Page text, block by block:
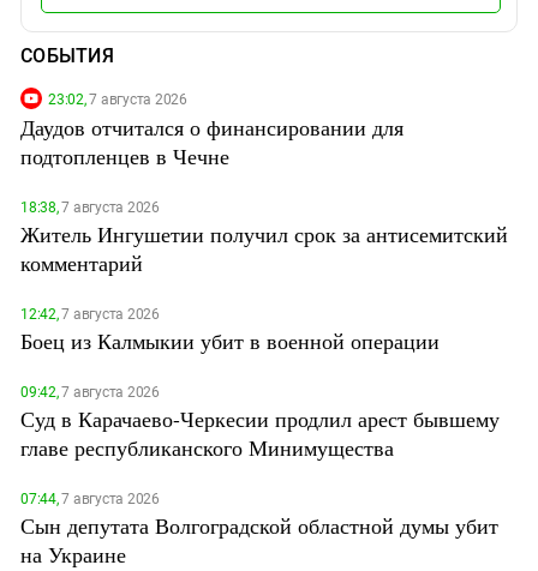
СОБЫТИЯ
23:02,7 августа 2026
Даудов отчитался о финансировании для
подтопленцев в Чечне
18:38,7 августа 2026
Житель Ингушетии получил срок за антисемитский
комментарий
12:42,7 августа 2026
Боец из Калмыкии убит в военной операции
09:42,7 августа 2026
Суд в Карачаево-Черкесии продлил арест бывшему
главе республиканского Минимущества
07:44,7 августа 2026
Сын депутата Волгоградской областной думы убит
на Украине